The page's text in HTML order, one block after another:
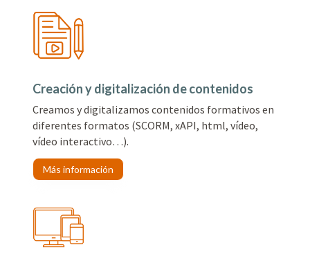
Creación y digitalización de contenidos
Creamos y digitalizamos contenidos formativos en
diferentes formatos (SCORM, xAPI, html, vídeo,
vídeo interactivo…).
Más información